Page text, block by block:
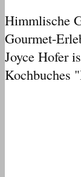
Himmlische
Gourmet-
Joyce Hofer
Kochbuches